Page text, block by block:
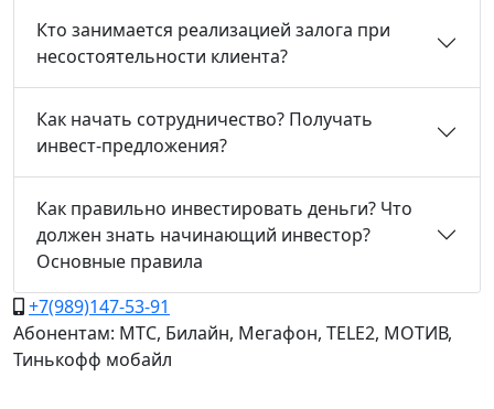
Кто занимается реализацией залога при
несостоятельности клиента?
Как начать сотрудничество? Получать
инвест-предложения?
Как правильно инвестировать деньги? Что
должен знать начинающий инвестор?
Основные правила
+7(989)147-53-91
Абонентам: МТС, Билайн, Мегафон, TELE2, МОТИВ,
Тинькофф мобайл